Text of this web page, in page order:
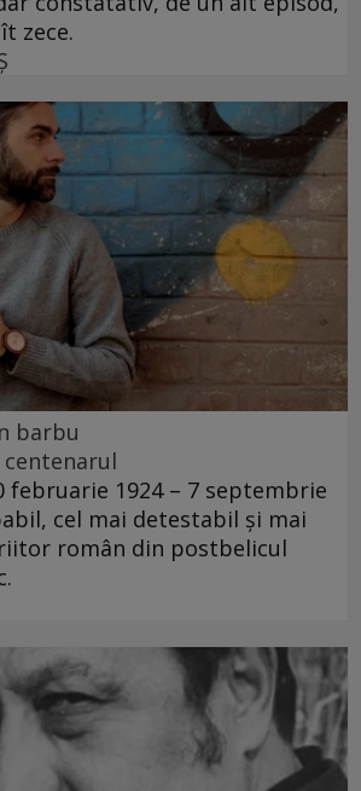
zece.
barbu
centenarul
februarie 1924 – 7 septembrie
cel mai detestabil și mai
român din postbelicul